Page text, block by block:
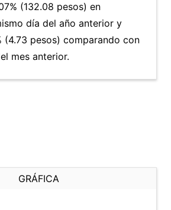
(132.08 pesos) en
día del año anterior y
(4.73 pesos) comparando con
mes anterior.
GRÁFICA